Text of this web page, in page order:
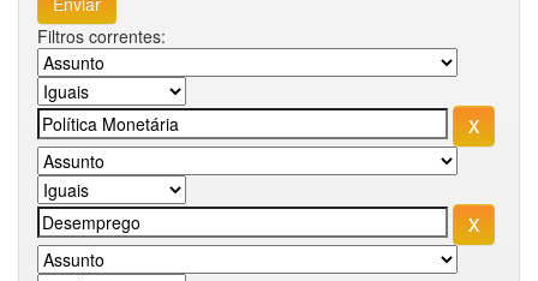
Filtros correntes: